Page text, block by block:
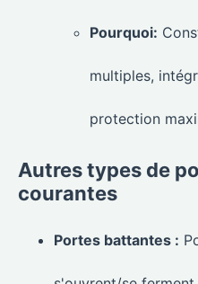
Pourquoi:
multiples,
protection
Autres types de
courantes
Portes battantes :